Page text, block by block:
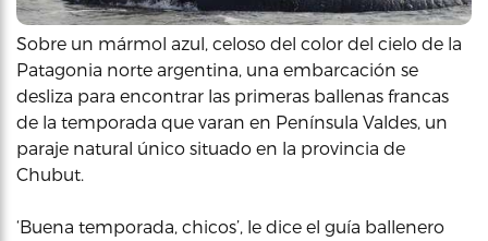
Sobre un mármol azul, celoso del color del cielo de la
Patagonia norte argentina, una embarcación se
desliza para encontrar las primeras ballenas francas
de la temporada que varan en Península Valdes, un
paraje natural único situado en la provincia de
Chubut.
‘Buena temporada, chicos’, le dice el guía ballenero